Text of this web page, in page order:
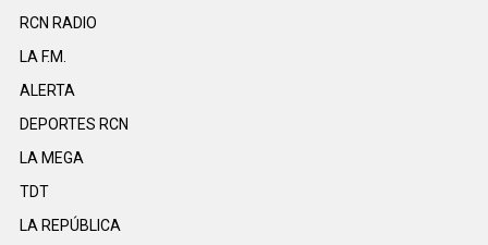
RCN RADIO
LA F.M.
ALERTA
DEPORTES RCN
LA MEGA
TDT
LA REPÚBLICA